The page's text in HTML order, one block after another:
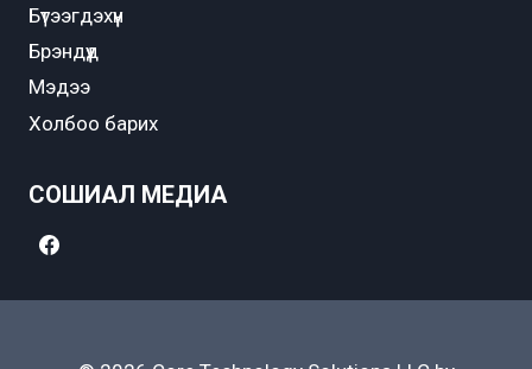
Бүтээгдэхүүн
Брэндүүд
Мэдээ
Холбоо барих
СОШИАЛ МЕДИА